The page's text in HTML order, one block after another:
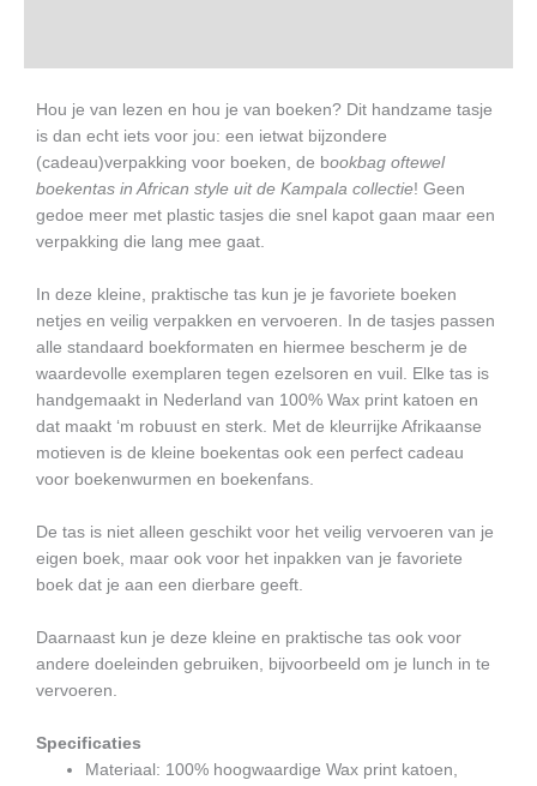
Hou je van lezen en hou je van boeken? Dit handzame tasje
is dan echt iets voor jou: een ietwat bijzondere
(cadeau)verpakking voor boeken, de bookbag oftewel
boekentas in African style uit de Kampala collectie! Geen
gedoe meer met plastic tasjes die snel kapot gaan maar een
verpakking die lang mee gaat.
In deze kleine, praktische tas kun je je favoriete boeken
netjes en veilig verpakken en vervoeren. In de tasjes passen
alle standaard boekformaten en hiermee bescherm je de
waardevolle exemplaren tegen ezelsoren en vuil. Elke tas is
handgemaakt in Nederland van 100% Wax print katoen en
dat maakt ‘m robuust en sterk. Met de kleurrijke Afrikaanse
motieven is de kleine boekentas ook een perfect cadeau
voor boekenwurmen en boekenfans.
De tas is niet alleen geschikt voor het veilig vervoeren van je
eigen boek, maar ook voor het inpakken van je favoriete
boek dat je aan een dierbare geeft.
Daarnaast kun je deze kleine en praktische tas ook voor
andere doeleinden gebruiken, bijvoorbeeld om je lunch in te
vervoeren.
Specificaties
Materiaal: 100% hoogwaardige Wax print katoen,